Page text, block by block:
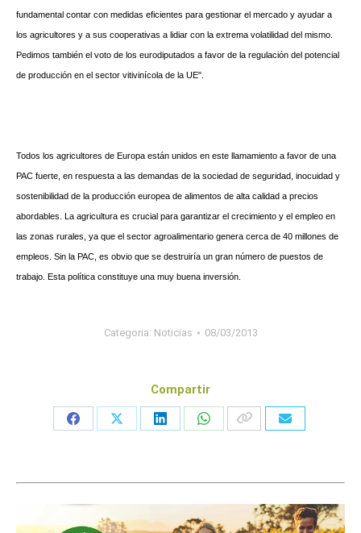
fundamental contar con medidas eficientes para gestionar el mercado y ayudar a
los agricultores y a sus cooperativas a lidiar con la extrema volatilidad del mismo.
Pedimos también el voto de los eurodiputados a favor de la regulación del potencial
de producción en el sector vitivinícola de la UE".
Todos los agricultores de Europa están unidos en este llamamiento a favor de una
PAC fuerte, en respuesta a las demandas de la sociedad de seguridad, inocuidad y
sostenibilidad de la producción europea de alimentos de alta calidad a precios
abordables. La agricultura es crucial para garantizar el crecimiento y el empleo en
las zonas rurales, ya que el sector agroalimentario genera cerca de 40 millones de
empleos. Sin la PAC, es obvio que se destruiría un gran número de puestos de
trabajo. Esta política constituye una muy buena inversión.
Categoria: Noticias 08/03/2013
Compartir
Share
Share
Share
Share